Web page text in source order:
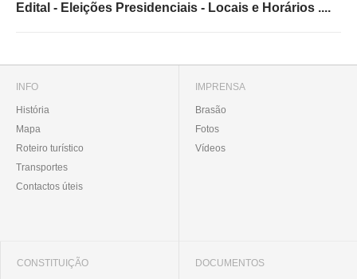
Edital - Eleições Presidenciais - Locais e Horários ....
INFO
História
Mapa
Roteiro turístico
Transportes
Contactos úteis
IMPRENSA
Brasão
Fotos
Vídeos
CONSTITUIÇÃO DOCUMENTOS